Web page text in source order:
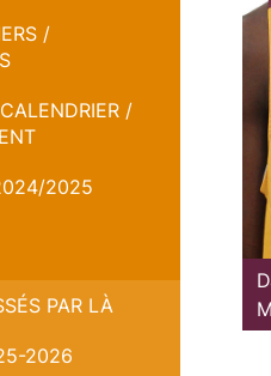
/
/
2025
PAR LÀ
2026